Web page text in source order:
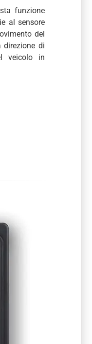
funzione
al sensore
del
direzione di
veicolo in